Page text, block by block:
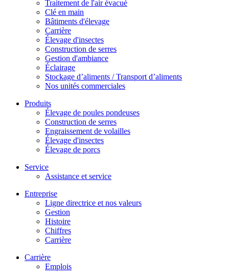
Traitement de l'air évacué
Clé en main
Bâtiments d'élevage
Carrière
Élevage d'insectes
Construction de serres
Gestion d'ambiance
Éclairage
Stockage d’aliments / Transport d’aliments
Nos unités commerciales
Produits
Élevage de poules pondeuses
Construction de serres
Engraissement de volailles
Élevage d'insectes
Élevage de porcs
Service
Assistance et service
Entreprise
Ligne directrice et nos valeurs
Gestion
Histoire
Chiffres
Carrière
Carrière
Emplois